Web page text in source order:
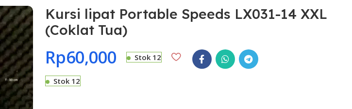
Kursi lipat Portable Speeds LX031-14 XXL
(Coklat Tua)
Rp60,000 Stok 12
Stok 12